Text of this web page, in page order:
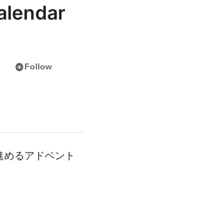
add_circleFollow
るアドベント